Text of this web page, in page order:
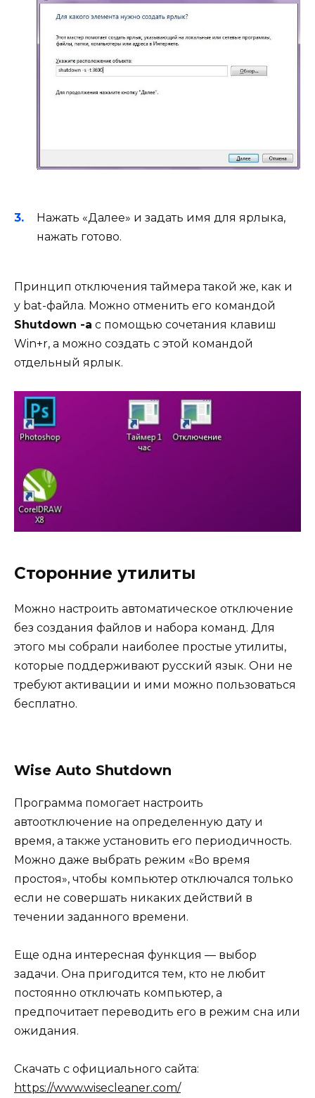
Нажать «Далее» и задать имя для ярлыка,
нажать готово.
Принцип отключения таймера такой же, как и
у bat-файла. Можно отменить его командой
Shutdown -a с помощью сочетания клавиш
Win+r, а можно создать с этой командой
отдельный ярлык.
Сторонние утилиты
Можно настроить автоматическое отключение
без создания файлов и набора команд. Для
этого мы собрали наиболее простые утилиты,
которые поддерживают русский язык. Они не
требуют активации и ими можно пользоваться
бесплатно.
Wise Auto Shutdown
Программа помогает настроить
автоотключение на определенную дату и
время, а также установить его периодичность.
Можно даже выбрать режим «Во время
простоя», чтобы компьютер отключался только
если не совершать никаких действий в
течении заданного времени.
Еще одна интересная функция — выбор
задачи. Она пригодится тем, кто не любит
постоянно отключать компьютер, а
предпочитает переводить его в режим сна или
ожидания.
Скачать с официального сайта:
https://www.wisecleaner.com/